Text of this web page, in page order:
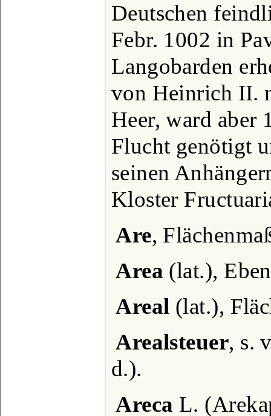
Deutschen
Febr. 1002 in
Langobarden
von Heinrich II.
Heer, ward aber
Flucht genötigt
seinen
Kloster
Are,
Area (lat.),
Areal (lat.),
Arealsteuer, s.
d.).
Areca L.